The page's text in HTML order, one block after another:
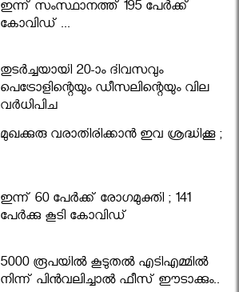
ഇന്ന് സംസ്ഥാനത്ത് 195 പേര്‍ക്ക്
കോവിഡ് ...
തുടർച്ചയായി 20-ാം ദിവസവും
പെട്രോളിന്റെയും ഡീസലിന്റെയും വില
വര്‍ധിപ്പിച്ചു
മുഖക്കുരു വരാതിരിക്കാന്‍ ഇവ ശ്രദ്ധിക്കൂ ;
ഇന്ന് 60 പേർക്ക് രോഗമുക്തി ; 141
പേര്‍ക്കു കൂടി കോവിഡ്
5000 രൂപയിൽ കൂടുതൽ എടിഎമ്മിൽ
നിന്ന് പിൻവലിച്ചാൽ ഫീസ് ഈടാക്കും..